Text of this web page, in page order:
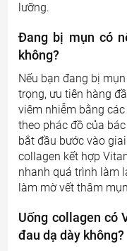
lưỡng.
Đang bị mụn có
không?
Nếu bạn đang bị
trọng, ưu tiên hàng
viêm nhiễm bằng
theo phác đồ của
bắt đầu bước vào
collagen kết hợp
nhanh quá trình làm
làm mờ vết thâm
Uống collagen có
đau dạ dày không?